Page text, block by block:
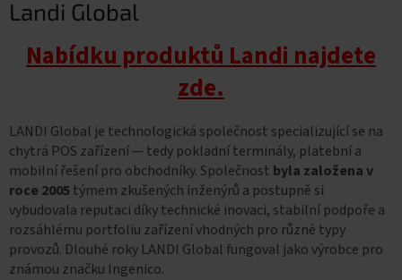
Landi Global
Nabídku produktů Landi najdete
zde.
LANDI Global je technologická společnost specializující se na
chytrá POS zařízení — tedy pokladní terminály, platební a
mobilní řešení pro obchodníky. Společnost byla založena v
roce 2005 týmem zkušených inženýrů a postupně si
vybudovala reputaci díky technické inovaci, stabilní podpoře a
rozsáhlému portfoliu zařízení vhodných pro různé typy
provozů. Dlouhé roky LANDI Global fungoval jako výrobce pro
známou značku Ingenico.